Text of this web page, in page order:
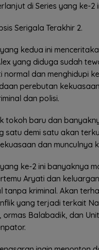
di Series yang ke-2
Serigala Terakhir 2.
kedua ini
yang diduga sudah
normal dan menghidupi
perebutan
dan polisi.
tokoh baru dan
satu demi satu akan
dan munculnya
ke-2 ini banyaknya
Aryati dan
tanpa kriminal. Akan
yang terjadi terkait
ormas Balabadik, dan